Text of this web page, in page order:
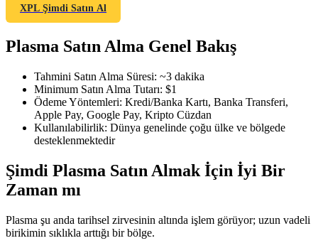
COIN-M Vadeli İşlemleri
TradFi
Hisse senetleri, döviz, değerli metaller ve emtia türevleri
XPL Şimdi Satın Al
Plasma Satın Alma Genel Bakış
Tahmini Satın Alma Süresi: ~3 dakika
Minimum Satın Alma Tutarı: $1
Ödeme Yöntemleri: Kredi/Banka Kartı, Banka Transferi,
Apple Pay, Google Pay, Kripto Cüzdan
Kullanılabilirlik: Dünya genelinde çoğu ülke ve bölgede
desteklenmektedir
Şimdi Plasma Satın Almak İçin İyi Bir
Zaman mı
Plasma şu anda tarihsel zirvesinin altında işlem görüyor; uzun vadeli
birikimin sıklıkla arttığı bir bölge.